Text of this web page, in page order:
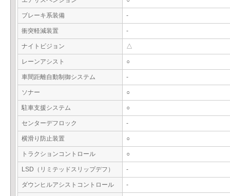
ブレーキ系装備 -
衝突軽減装置 -
ナイトビジョン △
レーンアシスト ○
車間距離自動制御システム -
ソナー ○
駐車支援システム ○
センターデフロック -
横滑り防止装置 ○
トラクションコントロール ○
LSD（リミテッドスリップデフ） -
ダウンヒルアシストコントロール -